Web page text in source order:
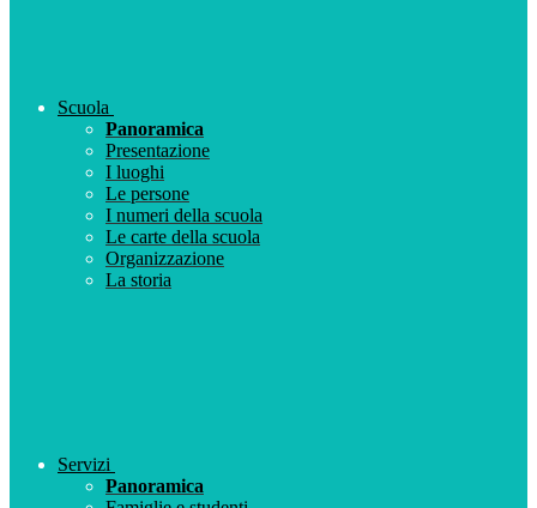
Scuola
Panoramica
Presentazione
I luoghi
Le persone
I numeri della scuola
Le carte della scuola
Organizzazione
La storia
Servizi
Panoramica